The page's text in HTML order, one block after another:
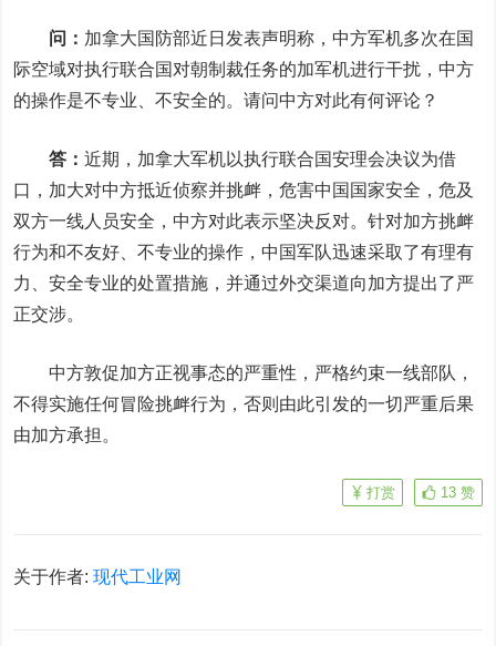
问： 加拿大国防部近日发表声明称，中方军机多次在国
际空域对执行联合国对朝制裁任务的加军机进行干扰，中方
的操作是不专业、不安全的。请问中方对此有何评论？
答：近期，加拿大军机以执行联合国安理会决议为借
口，加大对中方抵近侦察并挑衅，危害中国国家安全，危及
双方一线人员安全，中方对此表示坚决反对。针对加方挑衅
行为和不友好、不专业的操作，中国军队迅速采取了有理有
力、安全专业的处置措施，并通过外交渠道向加方提出了严
正交涉。
中方敦促加方正视事态的严重性，严格约束一线部队，
不得实施任何冒险挑衅行为，否则由此引发的一切严重后果
由加方承担。
13 赞
打赏
关于作者:现代工业网